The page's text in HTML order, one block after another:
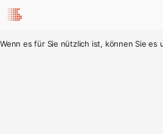
Wenn es für Sie nützlich ist, können Sie es